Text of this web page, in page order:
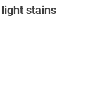
stains